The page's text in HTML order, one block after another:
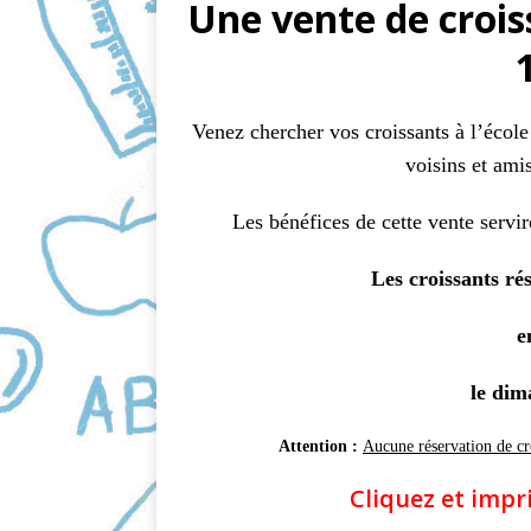
c
o
a
Une vente de
Venez chercher vos croissants à
voisins et
Les bénéfices de cette vente
Les croissants
le
Attention :Aucune réservation de
Cliquez et